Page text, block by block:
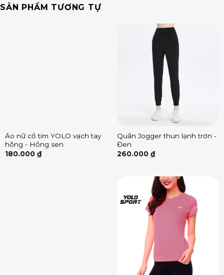
SẢN PHẨM TƯƠNG TỰ
Áo nữ cổ tim YOLO vạch tay
hông - Hồng sen
180.000 ₫
Quần Jogger thun lạnh trơn -
Đen
260.000 ₫